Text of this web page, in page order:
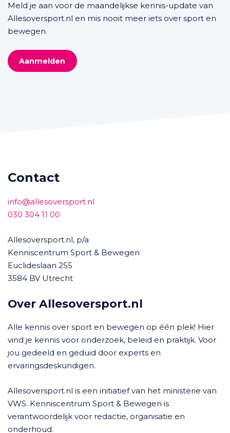
Meld je aan voor de maandelijkse kennis-update van
Allesoversport.nl en mis nooit meer iets over sport en
bewegen.
Aanmelden
Contact
info@allesoversport.nl
030 304 11 00
Allesoversport.nl, p/a
Kenniscentrum Sport & Bewegen
Euclideslaan 255
3584 BV Utrecht
Over Allesoversport.nl
Alle kennis over sport en bewegen op één plek! Hier
vind je kennis voor onderzoek, beleid en praktijk. Voor
jou gedeeld en geduid door experts en
ervaringsdeskundigen.
Allesoversport.nl is een initiatief van het ministerie van
VWS. Kenniscentrum Sport & Bewegen is
verantwoordelijk voor redactie, organisatie en
onderhoud.